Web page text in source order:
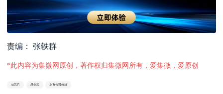
责编： 张轶群
*此内容为集微网原创，著作权归集微网所有，爱集微，爱原创
AI芯片 昆仑芯 上市公司分析